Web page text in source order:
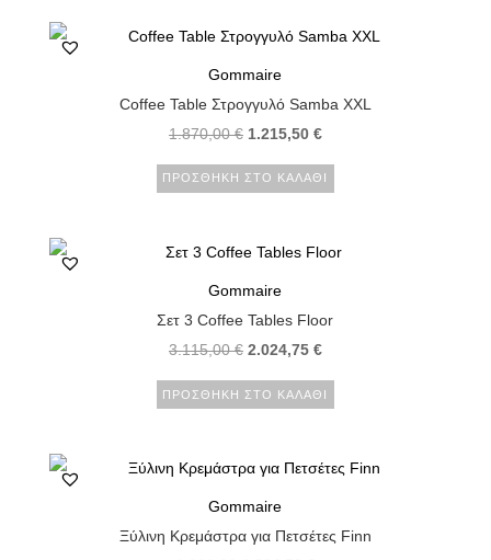
Gommaire
Coffee Table Στρογγυλό Samba XXL
1.870,00€ 1.215,50 €
ΠΡΟΣΘΉΚΗ ΣΤΟ ΚΑΛΆΘΙ
Gommaire
Σετ 3 Coffee Tables Floor
3.115,00€ 2.024,75 €
ΠΡΟΣΘΉΚΗ ΣΤΟ ΚΑΛΆΘΙ
Gommaire
Ξύλινη Κρεμάστρα για Πετσέτες Finn